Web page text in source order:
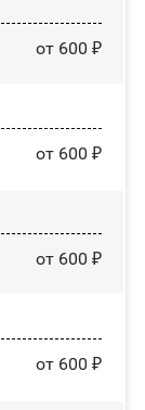
от 600 ₽
от 600 ₽
от 600 ₽
от 600 ₽